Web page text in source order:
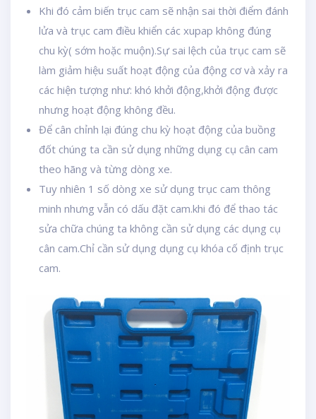
Khi đó cảm biến trục cam sẽ nhận sai thời điểm đánh
lửa và trục cam điều khiển các xupap không đúng
chu kỳ( sớm hoặc muộn).Sự sai lệch của trục cam sẽ
làm giảm hiệu suất hoạt động của động cơ và xảy ra
các hiện tượng như: khó khởi động,khởi động được
nhưng hoạt động không đều.
Để cân chỉnh lại đúng chu kỳ hoạt động của buồng
đốt chúng ta cần sử dụng những dụng cụ cân cam
theo hãng và từng dòng xe.
Tuy nhiên 1 số dòng xe sử dụng trục cam thông
minh nhưng vẫn có dấu đặt cam.khi đó để thao tác
sửa chữa chúng ta không cần sử dụng các dụng cụ
cân cam.Chỉ cần sử dụng dụng cụ khóa cố định trục
cam.